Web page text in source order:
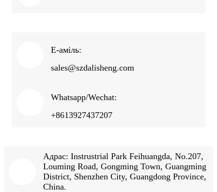
E-аміль:
sales@szdalisheng.com
Whatsapp/Wechat:
+8613927437207
Адрас: Instrustrial Park Feihuangda, No.207,
Louming Road, Gongming Town, Guangming
District, Shenzhen City, Guangdong Province,
China.